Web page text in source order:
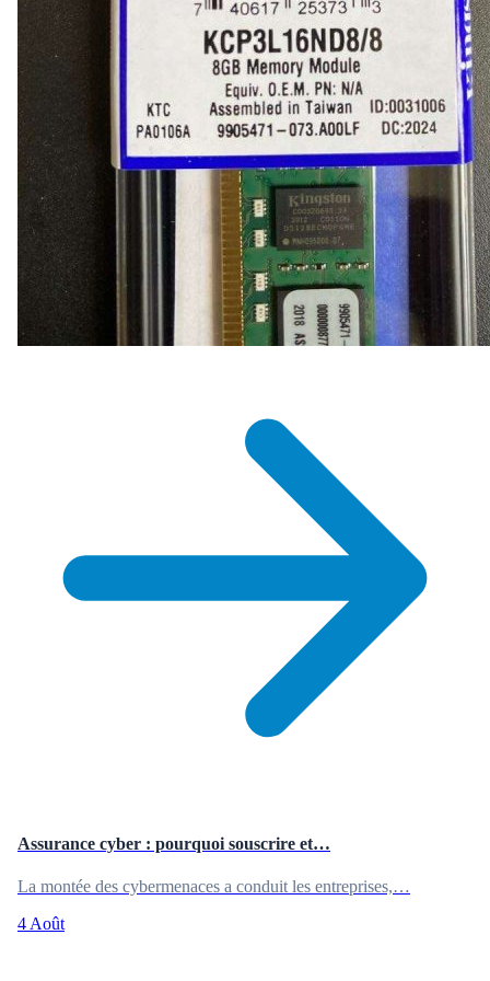
Assurance cyber : pourquoi souscrire et…
La montée des cybermenaces a conduit les entreprises,…
4 Août